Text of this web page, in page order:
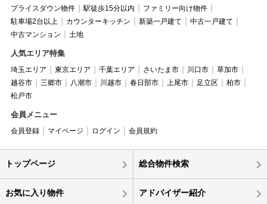
プライスダウン物件
駅徒歩15分以内
ファミリー向け物件
駐車場2台以上
カウンターキッチン 新築一戸建て
中古一戸建て
中古マンション
土地
人気エリア特集
埼玉エリア 東京エリア 千葉エリア さいたま市 川口市
草加市
越谷市
三郷市 八潮市 川越市 春日部市 上尾市 足立区
柏市
松戸市
会員メニュー
会員登録 マイページ ログイン 会員規約
トップページ 総合物件検索
お気に入り物件 アドバイザー紹介